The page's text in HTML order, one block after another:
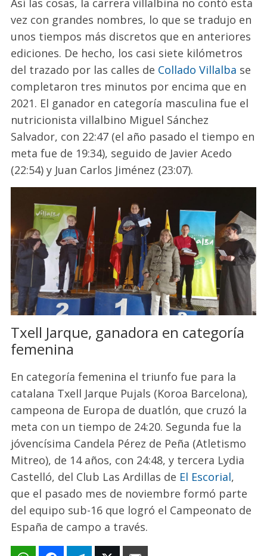
Así las cosas, la carrera villalbina no contó esta
vez con grandes nombres, lo que se tradujo en
unos tiempos más discretos que en anteriores
ediciones. De hecho, los casi siete kilómetros
del trazado por las calles de Collado Villalba se
completaron tres minutos por encima que en
2021. El ganador en categoría masculina fue el
nutricionista villalbino Miguel Sánchez
Salvador, con 22:47 (el año pasado el tiempo en
meta fue de 19:34), seguido de Javier Acedo
(22:54) y Juan Carlos Jiménez (23:07).
Txell Jarque, ganadora en categoría
femenina
En categoría femenina el triunfo fue para la
catalana Txell Jarque Pujals (Koroa Barcelona),
campeona de Europa de duatlón, que cruzó la
meta con un tiempo de 24:20. Segunda fue la
jóvencísima Candela Pérez de Peña (Atletismo
Mitreo), de 14 años, con 24:48, y tercera Lydia
Castelló, del Club Las Ardillas de El Escorial,
que el pasado mes de noviembre formó parte
del equipo sub-16 que logró el Campeonato de
España de campo a través.